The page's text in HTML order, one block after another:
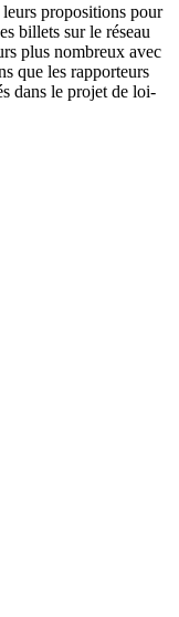
propositions pour
billets sur le réseau
plus nombreux avec
que les rapporteurs
dans le projet de loi-